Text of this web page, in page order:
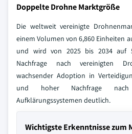
Doppelte Drohne Marktgröße
Die weltweit vereinigte
einem Volumen von 6,860 Einheiten
und wird von 2025 bis 2034 auf
Nachfrage nach vereinigten
wachsender Adoption in
und hoher Nachfrage nach
Aufklärungssystemen deutlich.
Wichtigste Erkenntnisse zum